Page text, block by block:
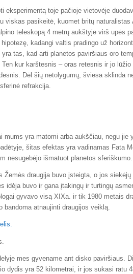
eksperimentą toje pačioje vietovėje
viskas pasikeitė, kuomet britų naturalistas
teleskopą 4 metrų aukštyje virš upės
kadangi valtis pradingo už
tas, kad arti planetos paviršiaus oro
kur karštesnis – oras retesnis ir jo
Dėl šių netolygumų, šviesa sklinda
refrakcija.
mums yra matomi arba aukščiau, negu jie
šitas efektas yra vadinamas Fata
nesugebėjo išmatuot planetos sferiškumo.
Žemės draugija buvo įsteigta, o jos
idėja buvo ir gana įtakingų ir turtingų
gyvavo visą XIXa. ir tik 1980 metais
bandoma atnaujinti draugijos veiklą.
mes gyvename ant disko paviršiaus.
dydis yra 52 kilometrai, ir jos sukasi ratu